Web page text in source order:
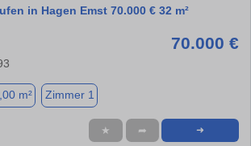
in Hagen Emst 70.000 € 32 m²
70.000 €
m² Zimmer 1
★ ➦ ➜